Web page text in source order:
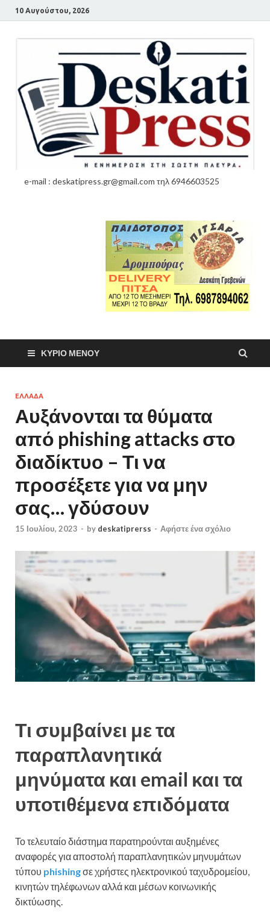
10 Αυγούστου, 2026
e-mail : deskatipress.gr@gmail.com τηλ 6946603525
ΚΎΡΙΟ ΜΕΝΟΎ
ΕΛΛΑΔΑ
Αυξάνονται τα θύματα
από phishing attacks στο
διαδίκτυο – Τι να
προσέξετε για να μην
σας… γδύσουν
15 Ιουλίου, 2023 - by deskatiprerss - Αφήστε ένα σχόλιο
Τι συμβαίνει με τα
παραπλανητικά
μηνύματα και email και τα
υποτιθέμενα επιδόματα
Το τελευταίο διάστημα παρατηρούνται αυξημένες
αναφορές για αποστολή παραπλανητικών μηνυμάτων
τύπου phishingσε χρήστες ηλεκτρονικού ταχυδρομείου,
κινητών τηλέφωνων αλλά και μέσων κοινωνικής
δικτύωσης.